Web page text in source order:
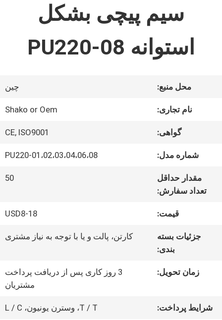
درخواست
سیم پیچی بشکل
استوانه PU220-08
محل منبع: چین
نام تجاری: Shako or Oem
گواهی: CE, ISO9001
شماره مدل: PU220-01،02،03،04،06،08
مقدار حداقل
تعداد سفارش:
50
قیمت: USD8-18
جزئیات بسته
بندی:
کارتن، پالت و یا با توجه به نیاز مشتری
زمان تحویل:
3 روز کاری پس از دریافت پرداخت
مشتریان
شرایط پرداخت: T / T، وسترن یونیون، L / C